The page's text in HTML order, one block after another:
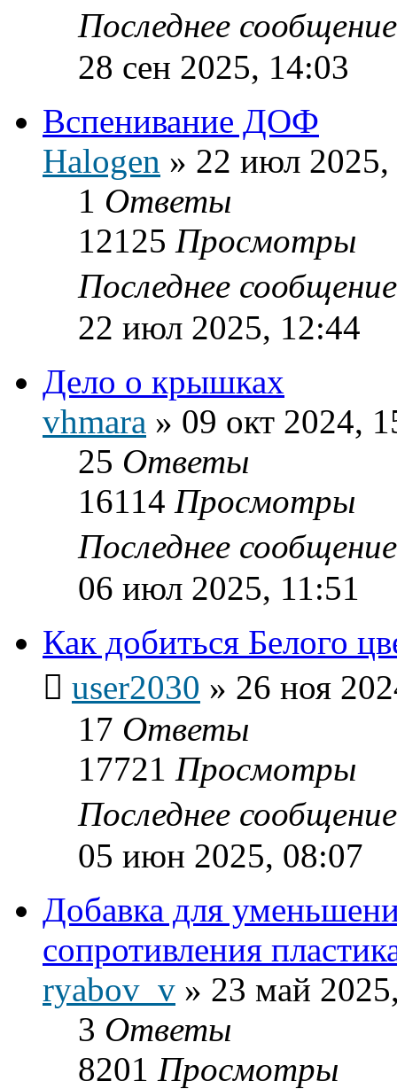
Последнее
28 сен 2025, 14:03
Вспенивание ДОФ
Halogen » 22 июл 2025,
1 Ответы
12125 Просмотры
Последнее
22 июл 2025, 12:44
Дело о крышках
vhmara » 09 окт 2024,
25 Ответы
16114 Просмотры
Последнее
06 июл 2025, 11:51
Как добиться Белого
user2030 » 26 ноя
17 Ответы
17721 Просмотры
Последнее
05 июн 2025, 08:07
Добавка для
сопротивления
ryabov_v » 23 май
3 Ответы
8201 Просмотры